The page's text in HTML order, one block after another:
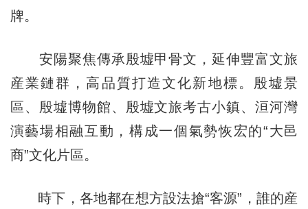
牌。
安陽聚焦傳承殷墟甲骨文，延伸豐富文旅
産業鏈群，高品質打造文化新地標。殷墟景
區、殷墟博物館、殷墟文旅考古小鎮、洹河灣
演藝場相融互動，構成一個氣勢恢宏的“大邑
商”文化片區。
時下，各地都在想方設法搶“客源”，誰的産